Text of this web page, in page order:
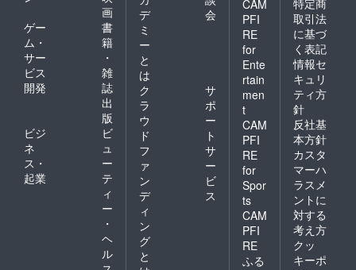
画
ゲー
ム・
サー
ビス
開発
書
籍
・
雑
誌
出
版
ビジ
ネ
ス・
起業
ビ
ュ
ー
テ
ィ
ー
・
ヘ
ル
デ
ミ
ー
と
は
会
ク
ラ
ウ
ド
フ
ァ
ン
デ
ィ
ン
グ
と
サ
ポ
ー
ト
サ
ー
ビ
ス
CAM
PFI
RE
for
Ente
rtain
men
t
CAM
PFI
RE
for
Spor
ts
CAM
PFI
RE
ふる
取引法
に基づ
く表記
情報セ
キュリ
ティ方
針
反社基
本方針
カスタ
マーハ
ラスメ
ントに
対する
考え方
クッ
キーポ